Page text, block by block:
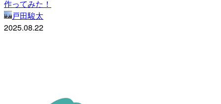
作ってみた！
戸田駿太
2025.08.22